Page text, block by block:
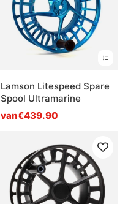
Lamson Litespeed Spare
Spool Ultramarine
van€439.90